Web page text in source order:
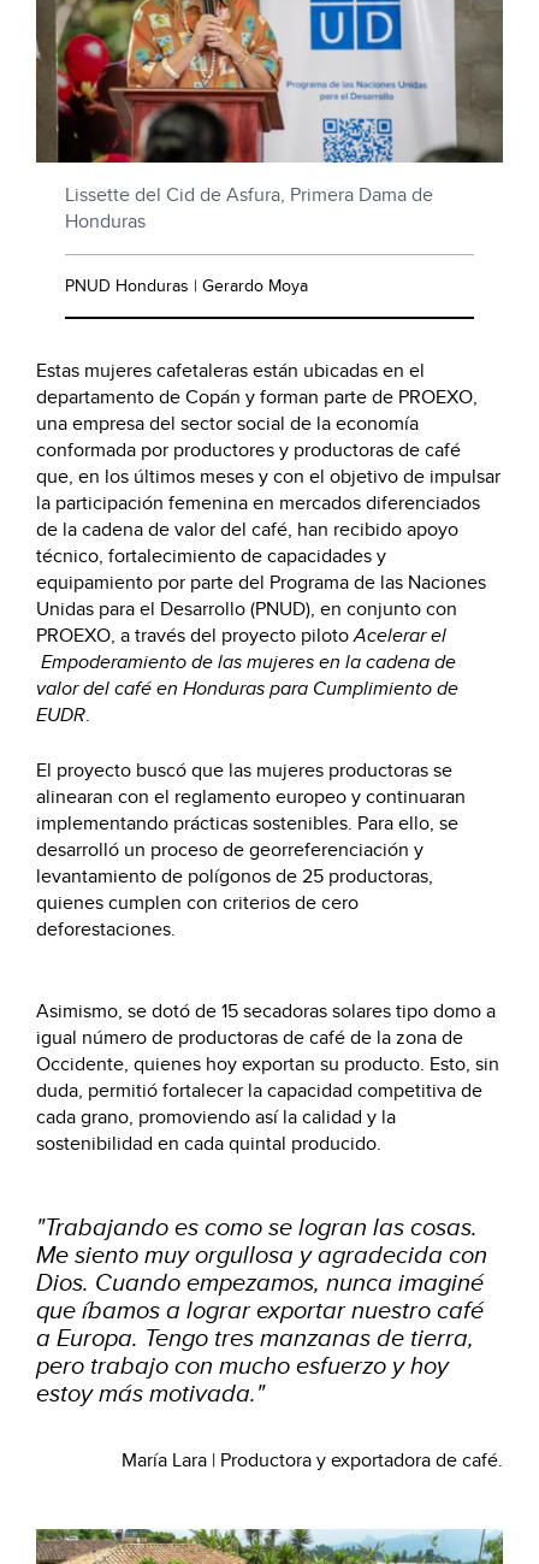
Lissette del Cid de Asfura, Primera Dama de
Honduras
PNUD Honduras | Gerardo Moya
Estas mujeres cafetaleras están ubicadas en el
departamento de Copán y forman parte de PROEXO,
una empresa del sector social de la economía
conformada por productores y productoras de café
que, en los últimos meses y con el objetivo de impulsar
la participación femenina en mercados diferenciados
de la cadena de valor del café, han recibido apoyo
técnico, fortalecimiento de capacidades y
equipamiento por parte del Programa de las Naciones
Unidas para el Desarrollo (PNUD), en conjunto con
PROEXO, a través del proyecto pilotoAcelerar el
Empoderamiento de las mujeres en la cadena de
valor del café en Honduras para Cumplimiento de
EUDR.
El proyecto buscó que las mujeres productoras se
alinearan con el reglamento europeo y continuaran
implementando prácticas sostenibles. Para ello, se
desarrolló un proceso de georreferenciación y
levantamiento de polígonos de 25 productoras,
quienes cumplen con criterios de cero
deforestaciones.
Asimismo, se dotó de 15 secadoras solares tipo domo a
igual número de productoras de café de la zona de
Occidente, quienes hoy exportan su producto. Esto, sin
duda, permitió fortalecer la capacidad competitiva de
cada grano, promoviendo así la calidad y la
sostenibilidad en cada quintal producido.
"Trabajando es como se logran las cosas.
Me siento muy orgullosa y agradecida con
Dios. Cuando empezamos, nunca imaginé
que íbamos a lograr exportar nuestro café
a Europa. Tengo tres manzanas de tierra,
pero trabajo con mucho esfuerzo y hoy
estoy más motivada."
María Lara| Productora y exportadora de café.